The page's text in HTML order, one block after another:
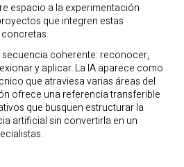
espacio a la experimentación
que integren estas
coherente: reconocer,
y aplicar. La IA aparece como
que atraviesa varias áreas del
ofrece una referencia transferible
que busquen estructurar la
artificial sin convertirla en un